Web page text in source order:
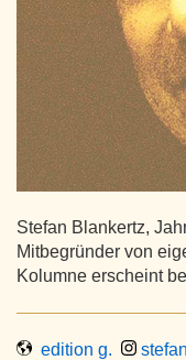
Stefan Blankertz,
Mitbegründer von
Kolumne erscheint
edition g.